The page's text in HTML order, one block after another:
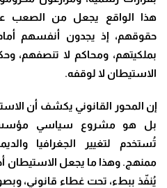
هذا الواقع يجعل من الصعب
حقوقهم، إذ يجدون أنفسهم
بملكيتهم، ومحاكم لا تنصفهم،
الاستيطان لا لوقفه.
إن المحور القانوني يكشف أن
بل هو مشروع سياسي مؤسس
تُستخدم لتغيير الجغرافيا
ممنهج. وهذا ما يجعل الاستيطان
يُنفّذ ببطء، تحت غطاء قانوني،